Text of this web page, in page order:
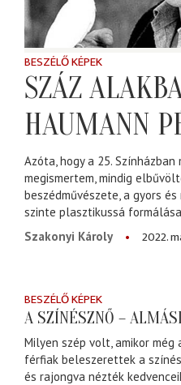
BESZÉLŐ KÉPEK
SZÁZ
HAUMANN
Azóta, hogy a 25.
megismertem, mindig
beszédművészete, a gyors
szinte plasztikussá
Szakonyi Károly
2022.
BESZÉLŐ KÉPEK
A SZÍNÉSZNŐ –
Milyen szép volt, amikor még
férfiak beleszerettek a
és rajongva nézték